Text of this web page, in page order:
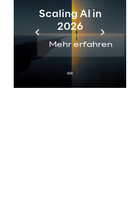
Scaling AI in
2026
Mehr erfahren